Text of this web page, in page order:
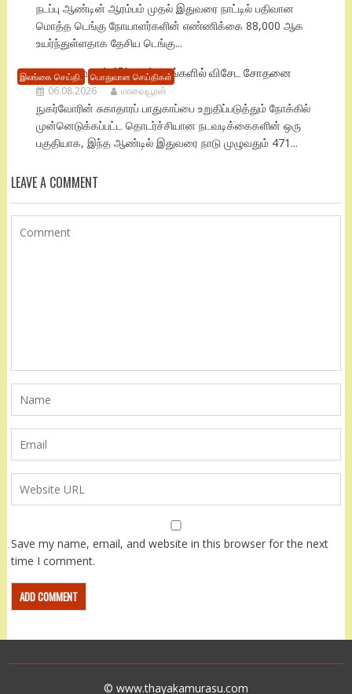
நடப்பு ஆண்டின் ஆரம்பம் முதல் இதுவரை நாட்டில் பதிவான
மொத்த டெங்கு நோயாளர்களின் எண்ணிக்கை 88,000 ஆக
உயர்ந்துள்ளதாக தேசிய டெங்கு...
இலங்கை செய்தி. பொதுவான செய்திகள்
நாடு முழுவதும் 471 மருந்தகங்களில் விசேட சோதனை
06.08.2026 மாவையூரன்
நுகர்வோரின் சுகாதாரப் பாதுகாப்பை உறுதிப்படுத்தும் நோக்கில்
முன்னெடுக்கப்பட்ட தொடர்ச்சியான நடவடிக்கைகளின் ஒரு
பகுதியாக, இந்த ஆண்டில் இதுவரை நாடு முழுவதும் 471...
LEAVE A COMMENT
Save my name, email, and website in this browser for the next
time I comment.
© www.thayakamurasu.com